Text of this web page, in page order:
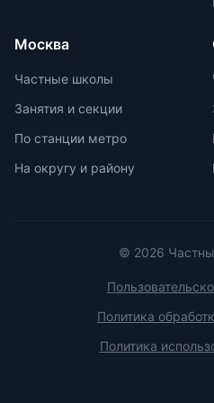
тренировочные сборы,
интенсивные занятия,
индивидуальные
Участие в международных
новый опыт, пройти
Москва
Частные школы
Занятия и секции
По станции метро
На округу и району
© 2026
Политика
Политика